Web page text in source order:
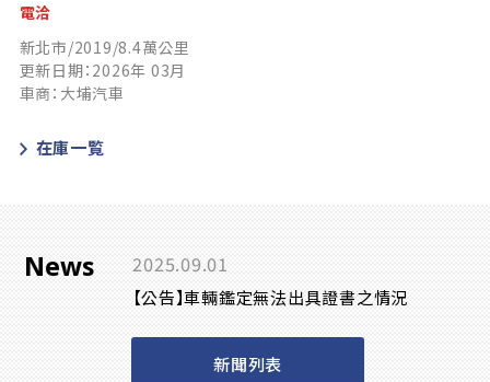
電洽
新北市/2019/8.4萬公里
更新日期：2026年 03月
車商：大埔汽車
在庫一覧
News 2025.09.01
【公告】車輛鑑定無法出具證書之情況
新聞列表